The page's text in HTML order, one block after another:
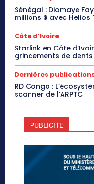
Sénégal : Diomaye
millions $ avec Helios
Côte d’Ivoire
Starlink en Côte
grincements de dents
Dernières publications
RD Congo :
scanner de l’ARPTC
PUBLICITE